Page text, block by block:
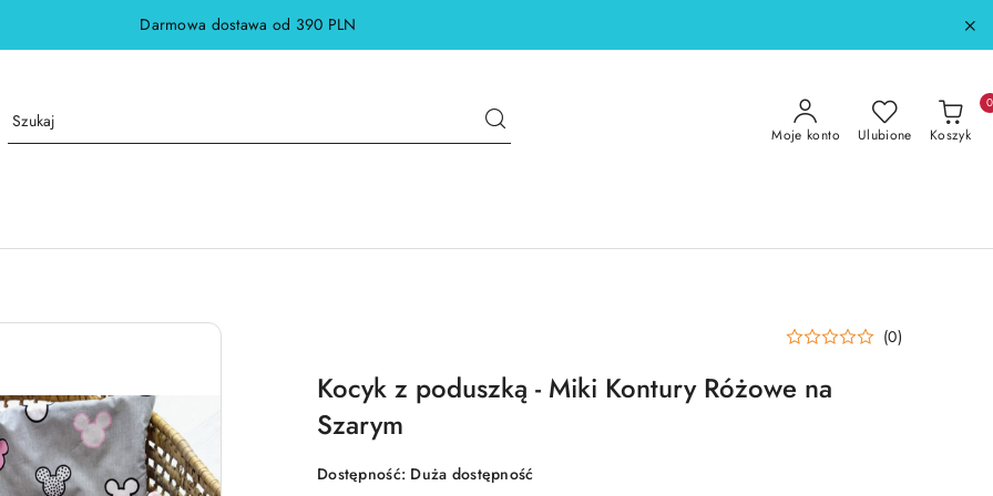
Darmowa dostawa od 390 PLN
Moje konto Ulubione Koszyk
0
(0)
Kocyk z poduszką - Miki Kontury Różowe na
Szarym
Dostępność: Duża dostępność